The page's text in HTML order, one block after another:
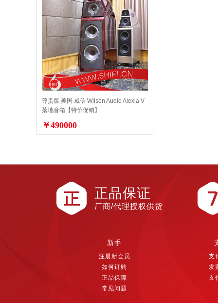
尊贵版 美国 威信 Wilson Audio Alexia V
落地音箱【特价促销】
￥490000
正品保证
厂商/代理授权供货
新手
注册新会员
如何订购
正品保障
常见问题
支
发
支